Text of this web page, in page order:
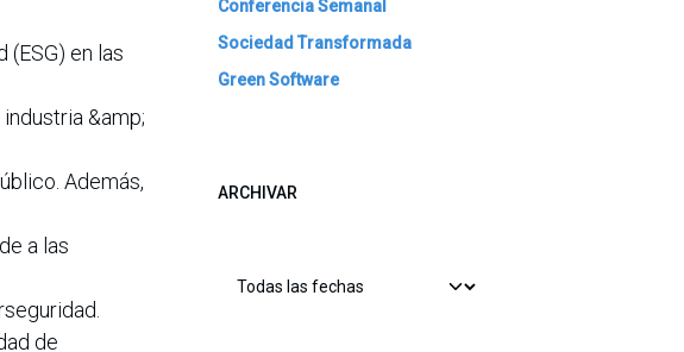
en las
&amp;
Además,
a las
de
Conferencia Semanal
Sociedad Transformada
Green Software
ARCHIVAR